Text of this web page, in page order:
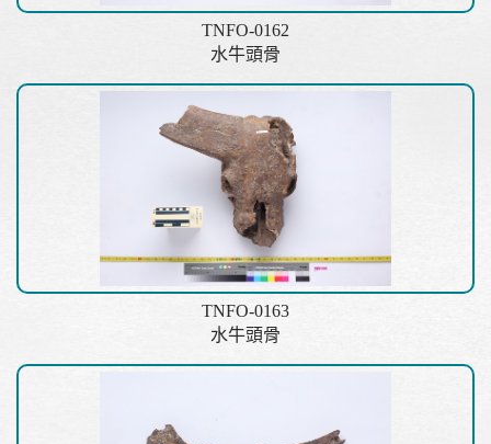
TNFO-0162
水牛頭骨
TNFO-0163
水牛頭骨